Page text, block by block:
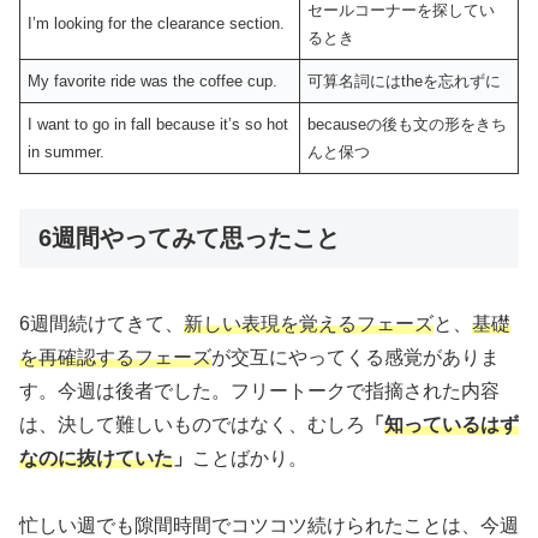
I’m looking for the clearance section.
セールコーナーを探してい
るとき
My favorite ride was the coffee cup. 可算名詞にはtheを忘れずに
I want to go in fall because it’s so hot
in summer.
becauseの後も文の形をきち
んと保つ
6週間やってみて思ったこと
6週間続けてきて、 新しい表現を覚えるフェーズと、 基礎
を再確認するフェーズが交互にやってくる感覚がありま
す。今週は後者でした。フリートークで指摘された内容
は、決して難しいものではなく、むしろ
「 知っているはず
なのに抜けていた 」 ことばかり。
忙しい週でも隙間時間でコツコツ続けられたことは、今週